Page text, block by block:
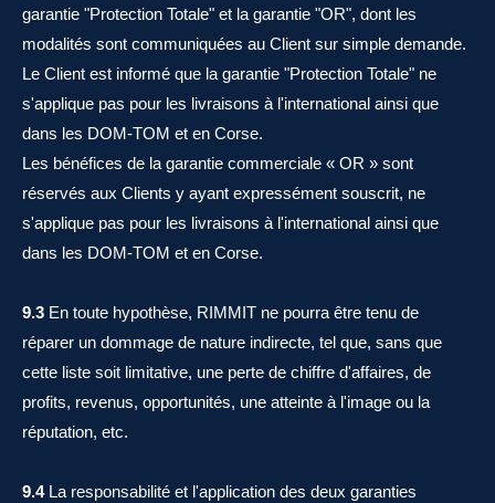
garantie "Protection Totale" et la garantie "OR", dont les
modalités sont communiquées au Client sur simple demande.
Le Client est informé que la garantie "Protection Totale" ne
s'applique pas pour les livraisons à l'international ainsi que
dans les DOM-TOM et en Corse.
Les bénéfices de la garantie commerciale « OR » sont
réservés aux Clients y ayant expressément souscrit, ne
s'applique pas pour les livraisons à l'international ainsi que
dans les DOM-TOM et en Corse.
9.3 En toute hypothèse, RIMMIT ne pourra être tenu de
réparer un dommage de nature indirecte, tel que, sans que
cette liste soit limitative, une perte de chiffre d'affaires, de
profits, revenus, opportunités, une atteinte à l'image ou la
réputation, etc.
9.4La responsabilité et l'application des deux garanties